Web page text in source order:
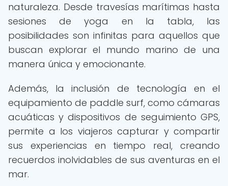
naturaleza. Desde travesías marítimas hasta
sesiones de yoga en la tabla, las
posibilidades son infinitas para aquellos que
buscan explorar el mundo marino de una
manera única y emocionante.
Además, la inclusión de tecnología en el
equipamiento de paddle surf, como cámaras
acuáticas y dispositivos de seguimiento GPS,
permite a los viajeros capturar y compartir
sus experiencias en tiempo real, creando
recuerdos inolvidables de sus aventuras en el
mar.